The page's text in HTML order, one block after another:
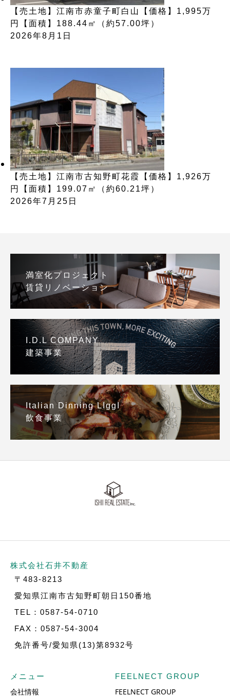
【売土地】江南市赤童子町白山【価格】1,995万
円【面積】188.44㎡（約57.00坪）
2026年8月1日
【売土地】江南市古知野町花霞【価格】1,926万
円【面積】199.07㎡（約60.21坪）
2026年7月25日
満室化プロジェクト
賃貸リノベーション
I.D.L COMPANY
建築事業
Italian Dinning LIggI
飲食事業
株式会社石井不動産
〒483-8213
愛知県江南市古知野町朝日150番地
TEL：0587-54-0710
FAX：0587-54-3004
免許番号/愛知県(13)第8932号
メニュー
会社情報
FEELNECT GROUP
FEELNECT GROUP